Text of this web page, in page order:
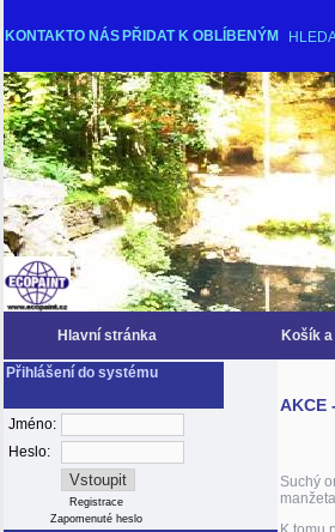
KONTAKTO NÁS PŘIDAT K OBLÍBENÝM
Hlavní stránka Košík
Přihlášení do systému
Jméno:
Heslo:
Registrace
Zapomenuté heslo
AKCE
Suchý